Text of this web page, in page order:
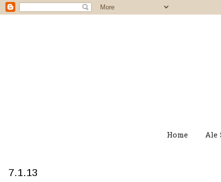
Home Ale
7.1.13